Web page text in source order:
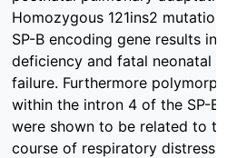
Homozygous 121ins2
SP-B encoding gene results in
deficiency and fatal neonatal
failure. Furthermore
within the intron 4 of the SP-B
were shown to be related to
course of respiratory distress